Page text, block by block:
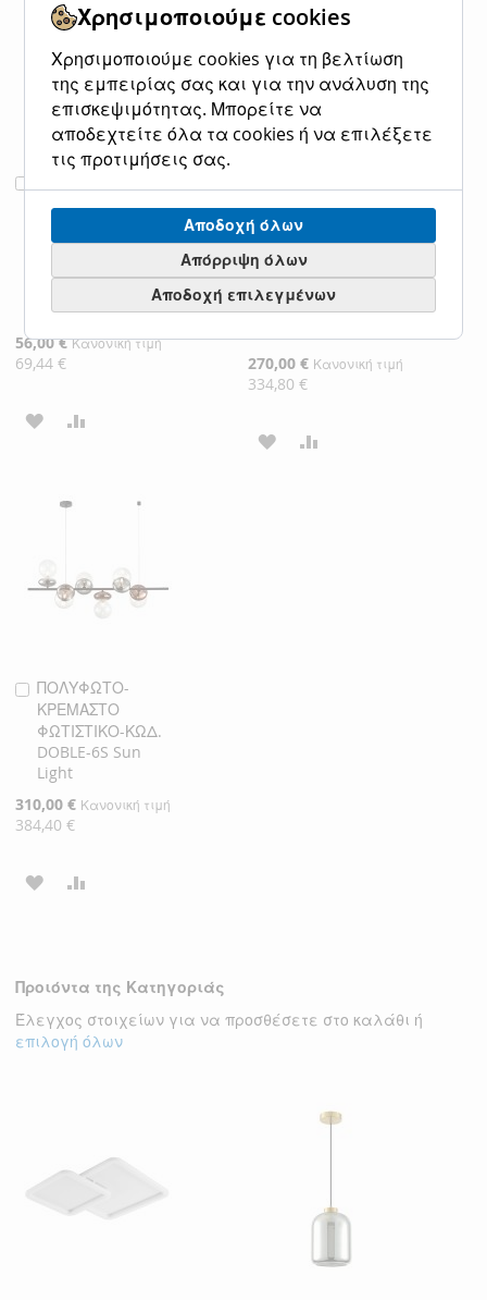
ΛΊΣΤΑΣΎΓΚΡΙΣΗ
ΛΊΣΤΑΣΎΓΚΡΙΣΗ
Διάφανο
-Χαλκός Sun Light
DOBLE-1P-CO
Ειδική
Τιμή
56,00 € Κανονική τιμή
69,44 €
στο
ΠΡΟΣΘΉΚΗ
Πεντάφωτο
Ροζέτα 60cm 5xG9
Διάφανο
Χειροποίητο Γυαλί
Sun Light DOBLE-
Ειδική
Τιμή
270,00 € Κανονική τιμή
334,80 €
στο
Καλάθι
ΠΡΟΣΘΉΚΗ
ΠΟΛΥΦΩΤΟ-
ΚΡΕΜΑΣΤΟ
ΦΩΤΙΣΤΙΚΟ-ΚΩΔ.
DOBLE-6S Sun
Light
Ειδική
Τιμή
310,00 € Κανονική τιμή
384,40 €
Προσθήκη
στο
Καλάθι
ΠΡΟΣΘΉΚΗ
ΕΠΙΘΥΜΙΏΝ
Προιόντα της Κατηγοριάς
Έλεγχος στοιχείων για να προσθέσετε στο καλάθι ή
επιλογή όλων
Χρησιμοποιούμε cookies
Χρησιμοποιούμε cookies για τη βελτίωση
της εμπειρίας σας και για την ανάλυση της
επισκεψιμότητας. Μπορείτε να
αποδεχτείτε όλα τα cookies ή να επιλέξετε
τις προτιμήσεις σας.
Αποδοχή όλων
Απόρριψη όλων
Αποδοχή επιλεγμένων